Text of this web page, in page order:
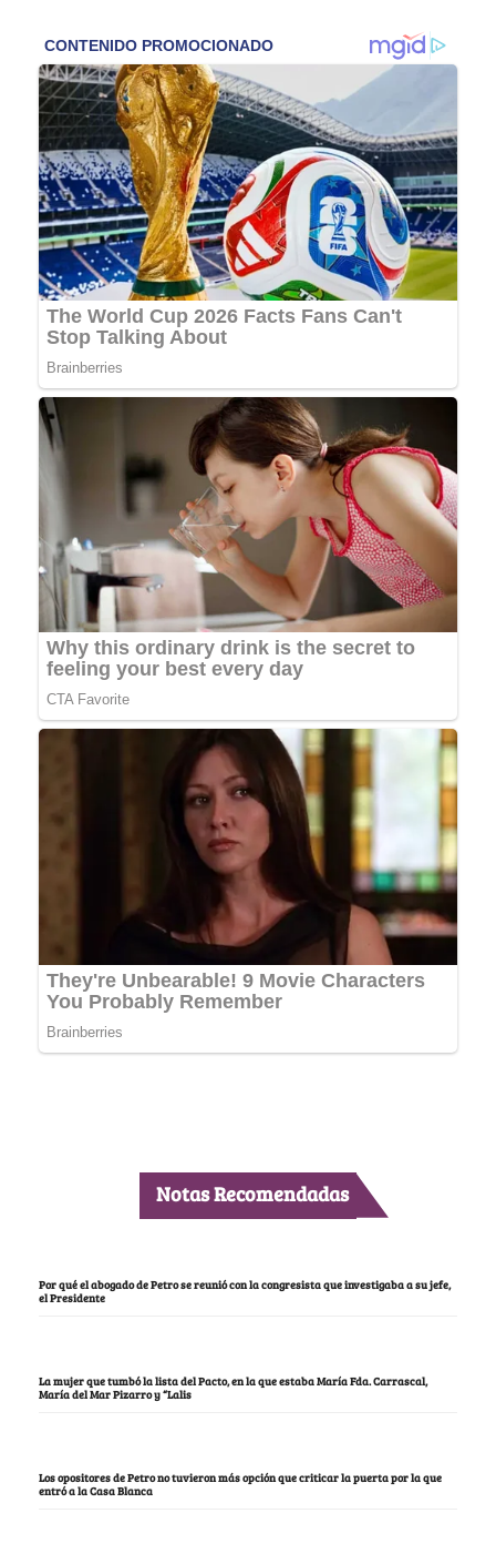
Notas Recomendadas
Por qué el abogado de Petro se reunió con la congresista que investigaba a su jefe,
el Presidente
La mujer que tumbó la lista del Pacto, en la que estaba María Fda. Carrascal,
María del Mar Pizarro y “Lalis
Los opositores de Petro no tuvieron más opción que criticar la puerta por la que
entró a la Casa Blanca